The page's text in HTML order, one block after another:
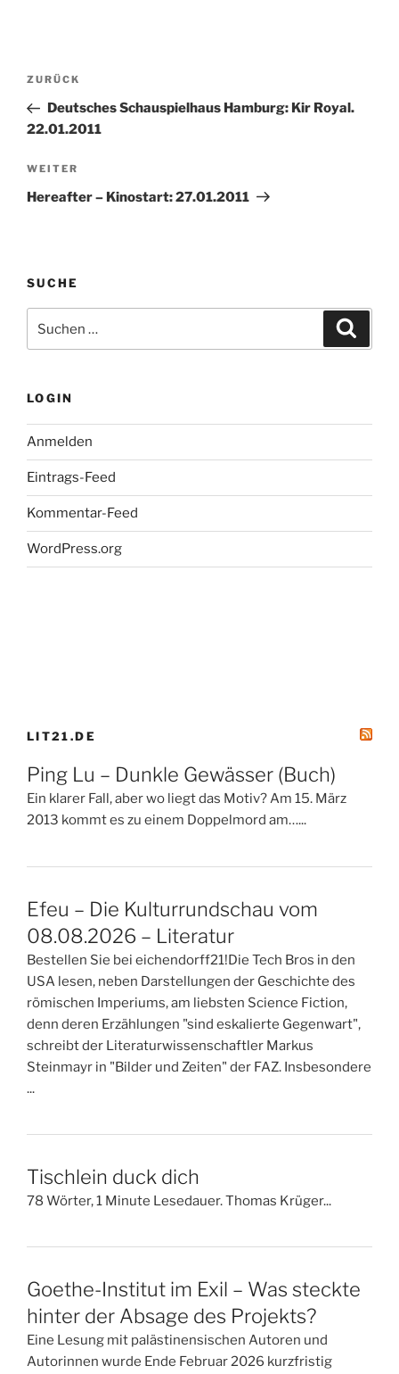
Beitragsnavigation
Vorheriger
Beitrag
ZURÜCK
Deutsches Schauspielhaus Hamburg: Kir Royal.
22.01.2011
Nächster
Beitrag
WEITER
Hereafter – Kinostart: 27.01.2011
SUCHE
nach:
LOGIN
Anmelden
Eintrags-Feed
Kommentar-Feed
WordPress.org
LIT21.DE
Ping Lu – Dunkle Gewässer (Buch)
Ein klarer Fall, aber wo liegt das Motiv? Am 15. März
2013 kommt es zu einem Doppelmord am…...
Efeu – Die Kulturrundschau vom
08.08.2026 – Literatur
Bestellen Sie bei eichendorff21!Die Tech Bros in den
USA lesen, neben Darstellungen der Geschichte des
römischen Imperiums, am liebsten Science Fiction,
denn deren Erzählungen "sind eskalierte Gegenwart",
schreibt der Literaturwissenschaftler Markus
Steinmayr in "Bilder und Zeiten" der FAZ. Insbesondere
...
Tischlein duck dich
78 Wörter, 1 Minute Lesedauer. Thomas Krüger...
Goethe-Institut im Exil – Was steckte
hinter der Absage des Projekts?
Eine Lesung mit palästinensischen Autoren und
Autorinnen wurde Ende Februar 2026 kurzfristig